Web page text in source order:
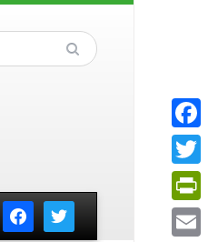
facebooktwitter